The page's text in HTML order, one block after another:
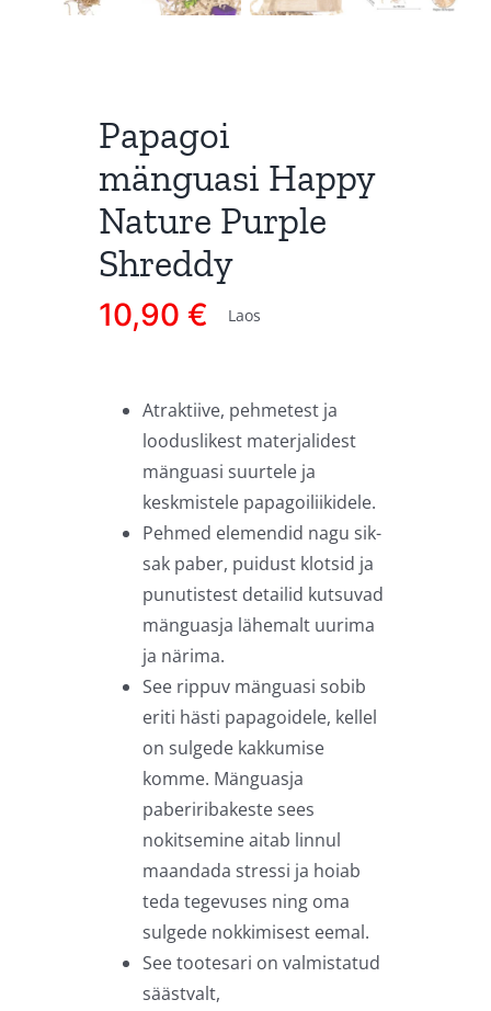
Papagoi
mänguasi Happy
Nature Purple
Shreddy
10,90 € Laos
Atraktiive, pehmetest ja
looduslikest materjalidest
mänguasi suurtele ja
keskmistele papagoiliikidele.
Pehmed elemendid nagu sik-
sak paber, puidust klotsid ja
punutistest detailid kutsuvad
mänguasja lähemalt uurima
ja närima.
See rippuv mänguasi sobib
eriti hästi papagoidele, kellel
on sulgede kakkumise
komme. Mänguasja
paberiribakeste sees
nokitsemine aitab linnul
maandada stressi ja hoiab
teda tegevuses ning oma
sulgede nokkimisest eemal.
See tootesari on valmistatud
säästvalt,